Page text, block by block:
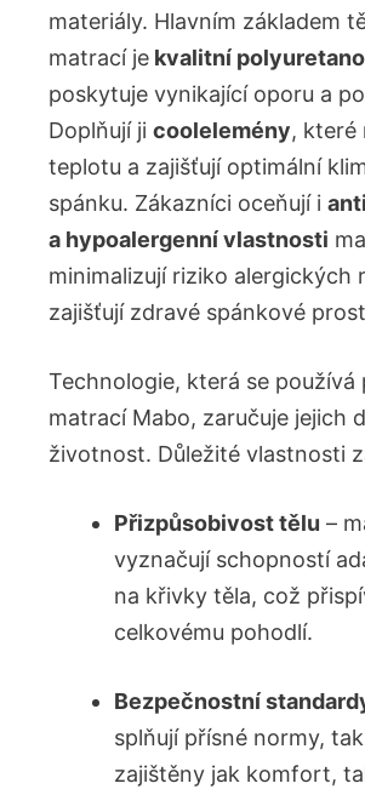
materiály. Hlavním základem
matrací je kvalitní
poskytuje vynikající oporu a
Doplňují ji coolelemény, které
teplotu a zajišťují optimální
spánku. Zákazníci oceňují i
a hypoalergenní vlastnosti
minimalizují riziko alergických
zajišťují zdravé spánkové
Technologie, která se používá
matrací Mabo, zaručuje jejich
životnost. Důležité vlastnosti
Přizpůsobivost tělu –
vyznačují schopností
na křivky těla, což
celkovému pohodlí.
Bezpečnostní
splňují přísné normy,
zajištěny jak komfort,